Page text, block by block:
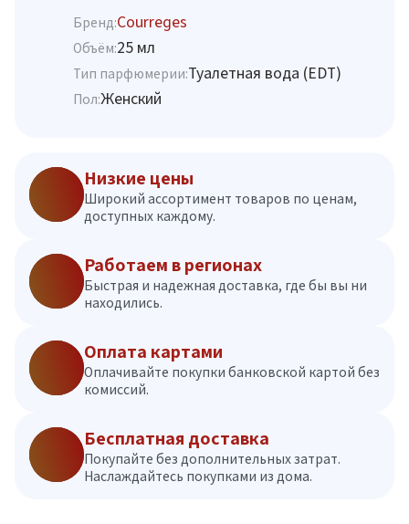
Бренд:Courreges
Объём:25 мл
Тип парфюмерии:Туалетная вода (EDT)
Пол:Женский
Низкие цены
Широкий ассортимент товаров по ценам,
доступных каждому.
Работаем в регионах
Быстрая и надежная доставка, где бы вы ни
находились.
Оплата картами
Оплачивайте покупки банковской картой без
комиссий.
Бесплатная доставка
Покупайте без дополнительных затрат.
Наслаждайтесь покупками из дома.